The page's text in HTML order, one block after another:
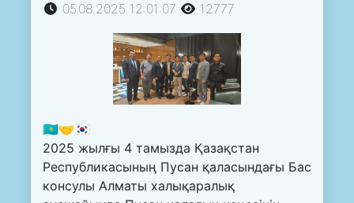
05.08.2025 12:01:07 12777
🇰🇿🤝🇰🇷
2025 жылғы 4 тамызда Қазақстан
Республикасының Пусан қаласындағы Бас
консулы Алматы халықаралық